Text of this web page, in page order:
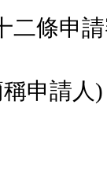
二條申
申請人